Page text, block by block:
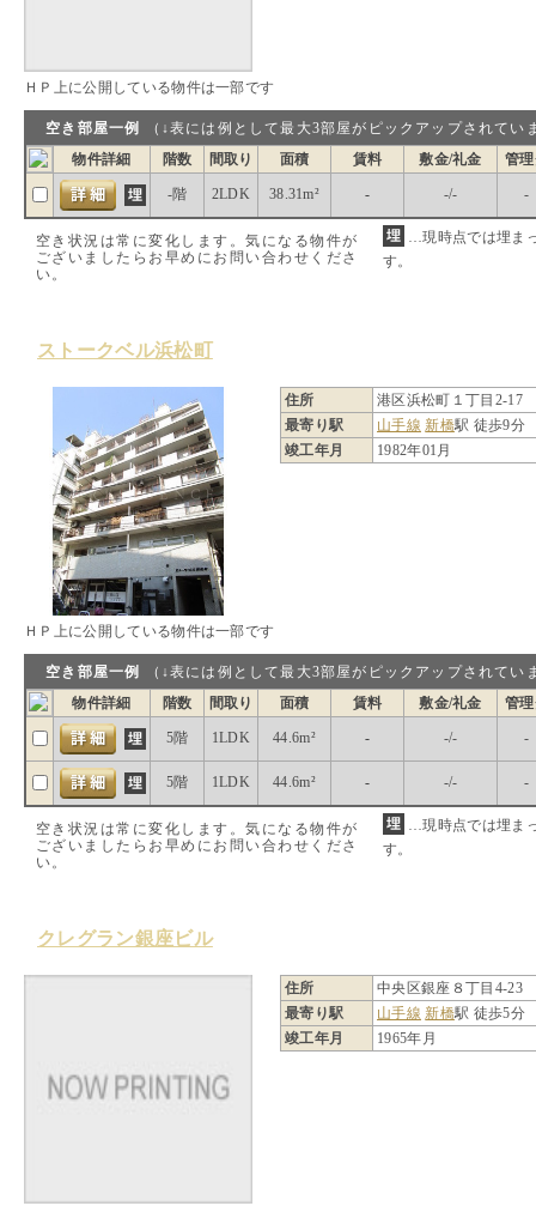
ＨＰ上に公開している物件は一部です
空き部屋一例
（↓表には例として最大3部屋がピックアップされ
物件詳細
階数 間取り 面積 賃料 敷金/礼金 管
-階 2LDK 38.31m² - -/- -
空き状況は常に変化します。気になる物件が
ございましたらお早めにお問い合わせくださ
い。
…現時点では埋ま
す。
ストークベル浜松町
住所
港区浜松町１丁目2-17
最寄り駅
山手線 新橋駅 徒歩9分
竣工年月
1982年01月
ＨＰ上に公開している物件は一部です
空き部屋一例
（↓表には例として最大3部屋がピックアップされ
物件詳細
階数 間取り 面積 賃料 敷金/礼金 管
5階 1LDK 44.6m² - -/- -
5階 1LDK 44.6m² - -/- -
空き状況は常に変化します。気になる物件が
ございましたらお早めにお問い合わせくださ
い。
…現時点では埋ま
す。
クレグラン銀座ビル
住所
中央区銀座８丁目4-23
最寄り駅
山手線 新橋駅 徒歩5分
竣工年月
1965年月